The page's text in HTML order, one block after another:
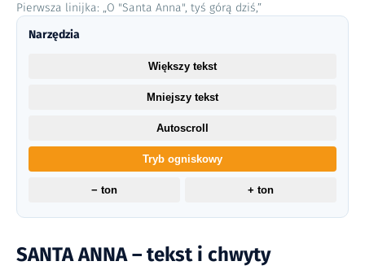
Pierwsza linijka: „O "Santa Anna", tyś górą dziś,”
SANTA ANNA – tekst i chwyty
Narzędzia
Większy tekst
Mniejszy tekst
Autoscroll
Tryb ogniskowy
− ton + ton